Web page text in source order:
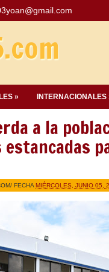
» INTERNACIONALES
a la
/ FECHA MIÉRCOLES, JUNIO 05,